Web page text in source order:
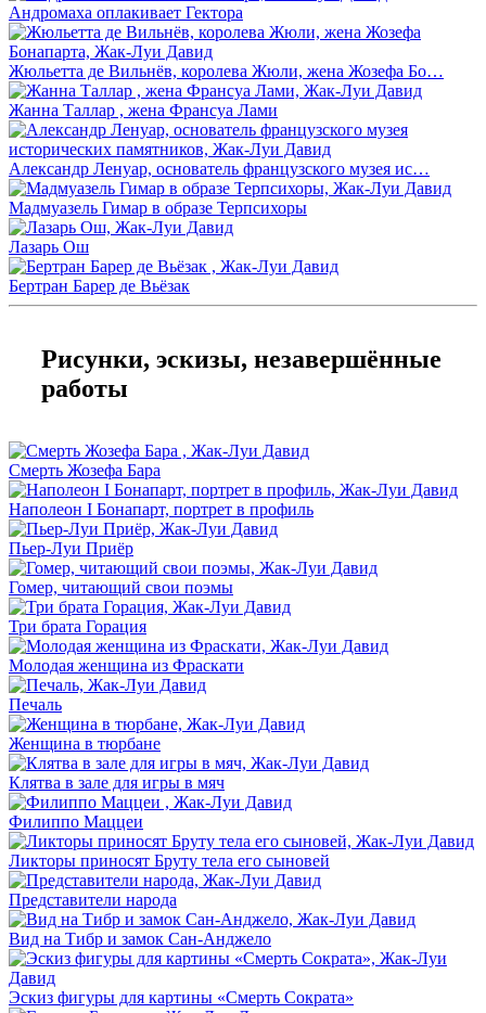
Андромаха оплакивает Гектора
Жюльетта де Вильнёв, королева Жюли, жена Жозефа Бо…
Жанна Таллар , жена Франсуа Лами
Александр Ленуар, основатель французского музея ис…
Мадмуазель Гимар в образе Терпсихоры
Лазарь Ош
Бертран Барер де Вьёзак
Рисунки, эскизы, незавершённые
работы
Смерть Жозефа Бара
Наполеон I Бонапарт, портрет в профиль
Пьер-Луи Приёр
Гомер, читающий свои поэмы
Три брата Горация
Молодая женщина из Фраскати
Печаль
Женщина в тюрбане
Клятва в зале для игры в мяч
Филиппо Маццеи
Ликторы приносят Бруту тела его сыновей
Представители народа
Вид на Тибр и замок Сан-Анджело
Эскиз фигуры для картины «Смерть Сократа»